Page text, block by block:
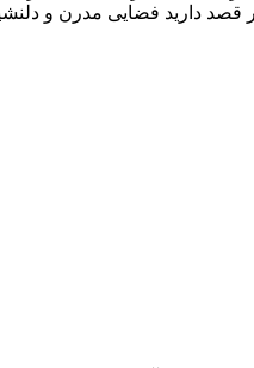
دارید فضایی مدرن و